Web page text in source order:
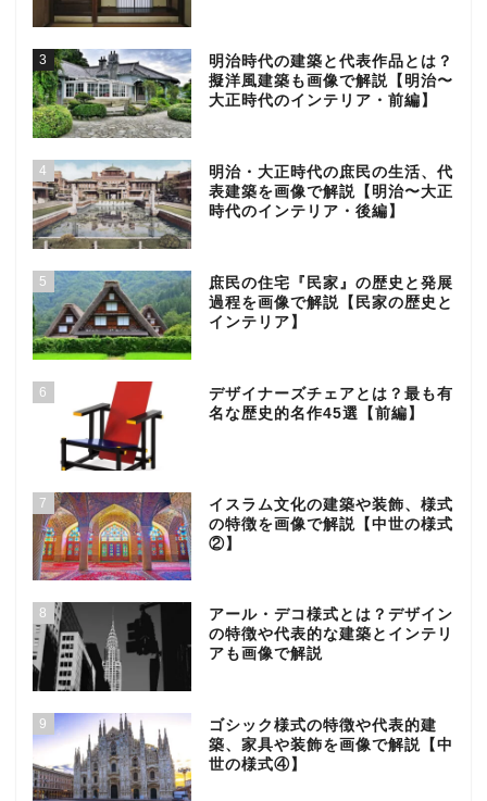
3
明治時代の建築と代表作品とは？
擬洋風建築も画像で解説【明治〜
大正時代のインテリア・前編】
4
明治・大正時代の庶民の生活、代
表建築を画像で解説【明治〜大正
時代のインテリア・後編】
5
庶民の住宅『民家』の歴史と発展
過程を画像で解説【民家の歴史と
インテリア】
6
デザイナーズチェアとは？最も有
名な歴史的名作45選【前編】
7
イスラム文化の建築や装飾、様式
の特徴を画像で解説【中世の様式
②】
8
アール・デコ様式とは？デザイン
の特徴や代表的な建築とインテリ
アも画像で解説
9
ゴシック様式の特徴や代表的建
築、家具や装飾を画像で解説【中
世の様式④】